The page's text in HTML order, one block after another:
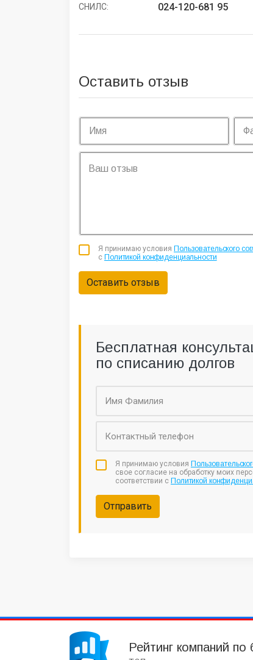
СНИЛС: 024-120-681 95
Оставить отзыв
Я принимаю условия Пользовательского
с Политикой конфиденциальности
Оставить отзыв
Бесплатная
по списанию долгов
Я принимаю условия
свое согласие на обработку моих
соответствии с Политикой
Отправить
Рейтинг компаний по